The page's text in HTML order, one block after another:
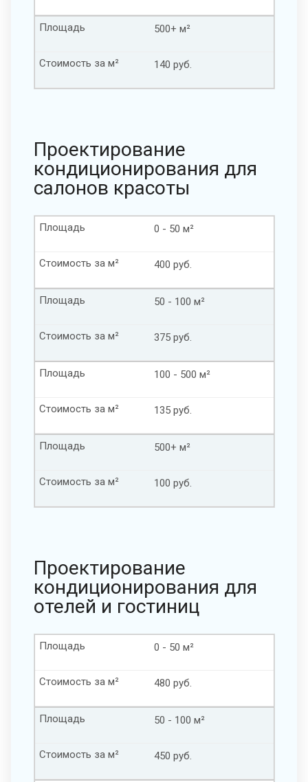
500+ м²
Площадь
140 руб.
Стоимость за м²
Проектирование
кондиционирования для
салонов красоты
0 - 50 м²
Площадь
400 руб.
Стоимость за м²
50 - 100 м²
Площадь
375 руб.
Стоимость за м²
100 - 500 м²
Площадь
135 руб.
Стоимость за м²
500+ м²
Площадь
100 руб.
Стоимость за м²
Проектирование
кондиционирования для
отелей и гостиниц
0 - 50 м²
Площадь
480 руб.
Стоимость за м²
50 - 100 м²
Площадь
450 руб.
Стоимость за м²